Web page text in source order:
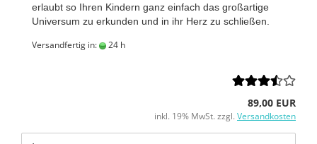
erlaubt so Ihren Kindern ganz einfach das großartige
Universum zu erkunden und in ihr Herz zu schließen.
Versandfertig in: 24 h
89,00 EUR
inkl. 19% MwSt. zzgl. Versandkosten